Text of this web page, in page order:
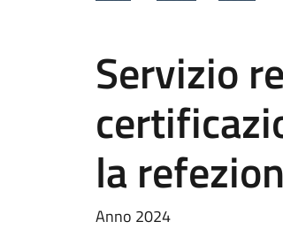
Servizio
la
Anno 2024